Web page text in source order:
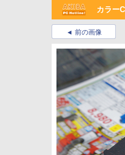
カラー
前の画像